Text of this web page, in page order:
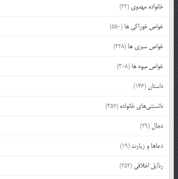
خانواده مهدوی (22)
خواص خوراکی ها (550)
خواص سبزی ها (228)
خواص میوه ها (308)
داستان(146)
دانستنی‌های خانواده (357)
دجال (29)
دعاها و زیارت (19)
رذایل اخلاقی (252)